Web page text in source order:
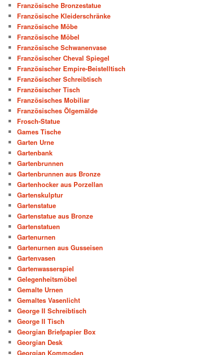
Französische Bronzestatue
Französische Kleiderschränke
Französische Möbe
Französische Möbel
Französische Schwanenvase
Französischer Cheval Spiegel
Französischer Empire-Beistelltisch
Französischer Schreibtisch
Französischer Tisch
Französisches Mobiliar
Französisches Ölgemälde
Frosch-Statue
Games Tische
Garten Urne
Gartenbank
Gartenbrunnen
Gartenbrunnen aus Bronze
Gartenhocker aus Porzellan
Gartenskulptur
Gartenstatue
Gartenstatue aus Bronze
Gartenstatuen
Gartenurnen
Gartenurnen aus Gusseisen
Gartenvasen
Gartenwasserspiel
Gelegenheitsmöbel
Gemalte Urnen
Gemaltes Vasenlicht
George II Schreibtisch
George II Tisch
Georgian Briefpapier Box
Georgian Desk
Georgian Kommoden